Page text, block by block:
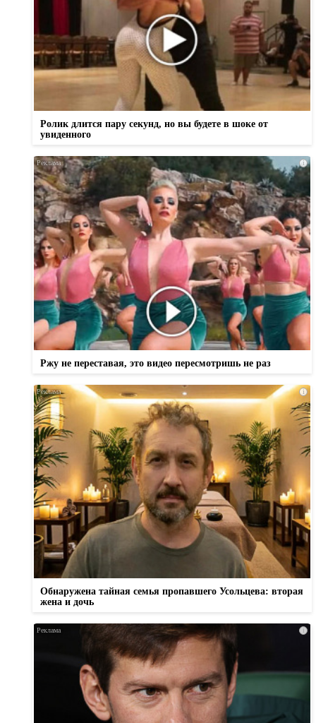
Ролик длится пару секунд, но вы будете в шоке от
увиденного
i
Ржу не переставая, это видео пересмотришь не раз
i
Обнаружена тайная семья пропавшего Усольцева: вторая
жена и дочь
i